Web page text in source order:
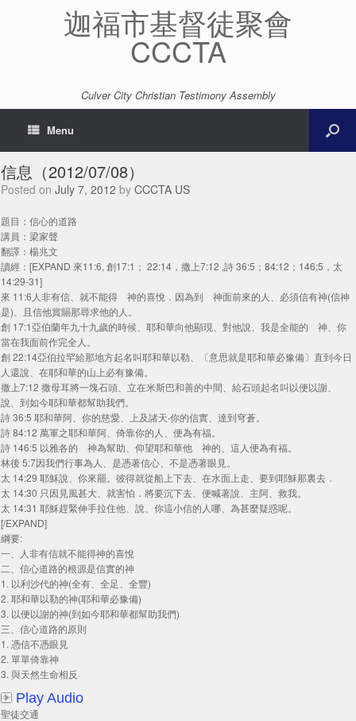
迦福市基督徒聚會
CCCTA
Culver City Christian Testimony Assembly
Menu
信息（2012/07/08）
Posted on July 7, 2012 by CCCTA US
題目：信心的道路
講員：梁家聲
翻譯：楊兆文
讀經：[EXPAND 來11:6, 創17:1； 22:14，撒上7:12 ,詩 36:5；84:12；146:5，太
14:29-31]
來 11:6人非有信、就不能得 神的喜悅．因為到 神面前來的人、必須信有神(信神
是)、且信他賞賜那尋求他的人。
創 17:1亞伯蘭年九十九歲的時候、耶和華向他顯現、對他說、我是全能的 神、你
當在我面前作完全人。
創 22:14亞伯拉罕給那地方起名叫耶和華以勒、〔意思就是耶和華必豫備〕直到今日
人還說、在耶和華的山上必有豫備。
撒上7:12 撒母耳將一塊石頭、立在米斯巴和善的中間、給石頭起名叫以便以謝、
說、到如今耶和華都幫助我們。
詩 36:5 耶和華阿、你的慈愛、上及諸天‧你的信實、達到穹蒼。
詩 84:12 萬軍之耶和華阿、倚靠你的人、便為有福。
詩 146:5 以雅各的 神為幫助、仰望耶和華他 神的、這人便為有福。
林後 5:7因我們行事為人、是憑著信心、不是憑著眼見。
太 14:29 耶穌說、你來罷。彼得就從船上下去、在水面上走、要到耶穌那裏去．
太 14:30 只因見風甚大、就害怕．將要沉下去、便喊著說、主阿、救我。
太 14:31 耶穌趕緊伸手拉住他、說、你這小信的人哪、為甚麼疑惑呢。
[/EXPAND]
綱要:
一、人非有信就不能得神的喜悅
二、信心道路的根源是信實的神
1. 以利沙代的神(全有、全足、全豐)
2. 耶和華以勒的神(耶和華必豫備)
3. 以便以謝的神(到如今耶和華都幫助我們)
三、信心道路的原則
1. 憑信不憑眼見
2. 單單倚靠神
3. 與天然生命相反
Play Audio
聖徒交通